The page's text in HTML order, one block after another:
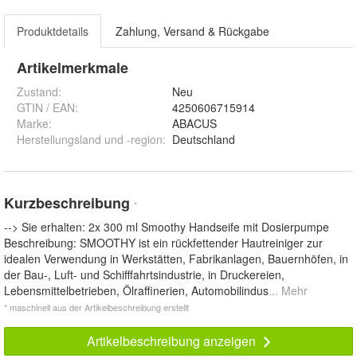
Produktdetails Zahlung, Versand & Rückgabe
Artikelmerkmale
Zustand:
Neu
GTIN / EAN:
4250606715914
Marke:
ABACUS
Herstellungsland und -region: Deutschland
Kurzbeschreibung *
--> Sie erhalten: 2x 300 ml Smoothy Handseife mit Dosierpumpe
Beschreibung: SMOOTHY ist ein rückfettender Hautreiniger zur
idealen Verwendung in Werkstätten, Fabrikanlagen, Bauernhöfen, in
der Bau-, Luft- und Schifffahrtsindustrie, in Druckereien,
Lebensmittelbetrieben, Ölraffinerien, Automobilindus... Mehr
* maschinell aus der Artikelbeschreibung erstellt
Artikelbeschreibung anzeigen